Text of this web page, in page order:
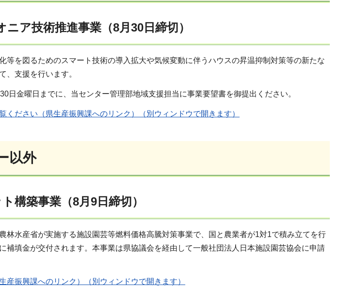
ア技術推進事業（8月30日締切）
等を図るためのスマート技術の導入拡大や気候変動に伴うハウスの昇温抑制対策等の新たな
、支援を行います。
日金曜日までに、当センター管理部地域支援担当に事業要望書を御提出ください。
ください（県生産振興課へのリンク）（別ウィンドウで開きます）
以外
構築事業（8月9日締切）
林水産省が実施する施設園芸等燃料価格高騰対策事業で、国と農業者が1対1で積み立てを行
補填金が交付されます。本事業は県協議会を経由して一般社団法人日本施設園芸協会に申請
産振興課へのリンク）（別ウィンドウで開きます）